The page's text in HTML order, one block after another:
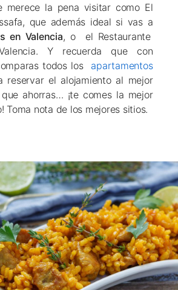
merece la pena visitar como El
que además ideal si vas a
en Valencia, o el Restaurante
Y recuerda que con
todos los apartamentos
reservar el alojamiento al mejor
ahorras… ¡te comes la mejor
Toma nota de los mejores sitios.